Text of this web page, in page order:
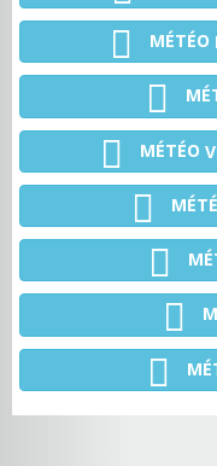
MÉTÉO
MÉTÉO